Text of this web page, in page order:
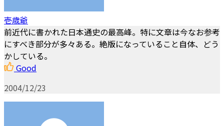
壱歳爺
前近代に書かれた日本通史の最高峰。特に文章は今なお参考
にすべき部分が多々ある。絶版になっていること自体、どう
かしている。
Good
2004/12/23